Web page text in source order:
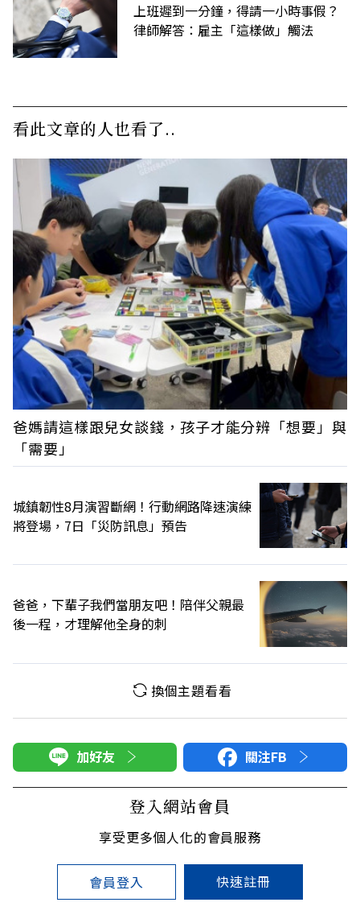
上班遲到一分鐘，得請一小時事假？
律師解答：雇主「這樣做」觸法
看此文章的人也看了..
爸媽請這樣跟兒女談錢，孩子才能分辨「想要」與
「需要」
城鎮韌性8月演習斷網！行動網路降速演練
將登場，7日「災防訊息」預告
爸爸，下輩子我們當朋友吧！陪伴父親最
後一程，才理解他全身的刺
換個主題看看
加好友 關注FB
登入網站會員
享受更多個人化的會員服務
會員登入 快速註冊